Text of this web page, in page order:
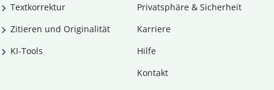
Textkorrektur
Zitieren und Originalität
KI-Tools
Privatsphäre & Sicherheit
Karriere
Hilfe
Kontakt